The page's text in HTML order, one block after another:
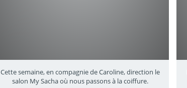
Cette semaine, en compagnie de Caroline, direction le
salon My Sacha où nous passons à la coiffure.